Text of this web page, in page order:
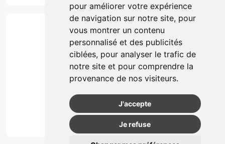
pour améliorer votre expérience
de navigation sur notre site, pour
vous montrer un contenu
personnalisé et des publicités
ciblées, pour analyser le trafic de
notre site et pour comprendre la
provenance de nos visiteurs.
J'accepte
Je refuse
Paiement
Simple, rapide et 100% sécurisé
Retrait & Livriason
Retrait en automate ou Locker
Livraison chez vous